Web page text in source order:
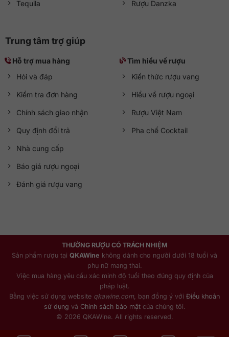
Tequila Rượu Danzka
Trung tâm trợ giúp
Hỗ trợ mua hàng
Hỏi và đáp
Kiểm tra đơn hàng
Chính sách giao nhận
Quy định đổi trả
Nhà cung cấp
Báo giá rượu ngoại
Đánh giá rượu vang
Tìm hiểu về rượu
Kiến thức rượu vang
Hiểu về rượu ngoại
Rượu Việt Nam
Pha chế Cocktail
THƯỞNG RƯỢU CÓ TRÁCH NHIỆM
Sản phẩm rượu tại QKAWine không dành cho người dưới 18 tuổi và
phụ nữ mang thai.
Việc mua hàng yêu cầu xác minh độ tuổi theo đúng quy định của
pháp luật.
Bằng việc sử dụng website qkawine.com , bạn đồng ý với Điều khoản
sử dụng và Chính sách bảo mậtcủa chúng tôi.
© 2026 QKAWine. All rights reserved.